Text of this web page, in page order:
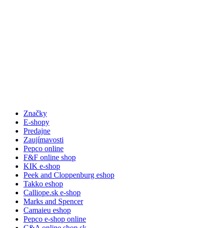
Značky
E-shopy
Predajne
Zaujímavosti
Pepco online
F&F online shop
KIK e-shop
Peek and Cloppenburg eshop
Takko eshop
Calliope.sk e-shop
Marks and Spencer
Camaieu eshop
Pepco e-shop online